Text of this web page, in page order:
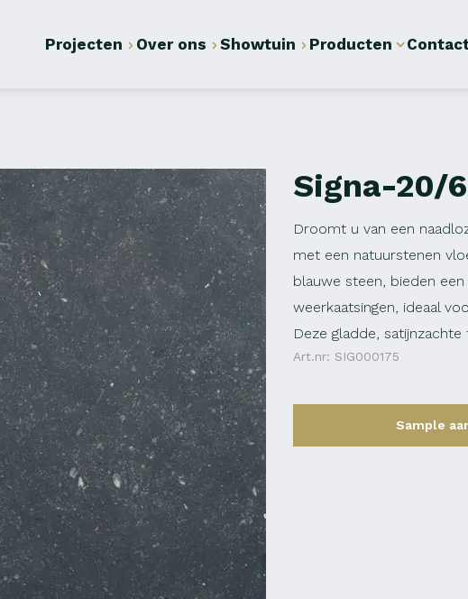
Projecten Over ons Showtuin Producten
Signa-20/
Droomt u van een
met een natuurstenen
blauwe steen, bieden
weerkaatsingen, ideaal
Deze gladde, satijnzachte
Art.nr: SIG000175
Sample